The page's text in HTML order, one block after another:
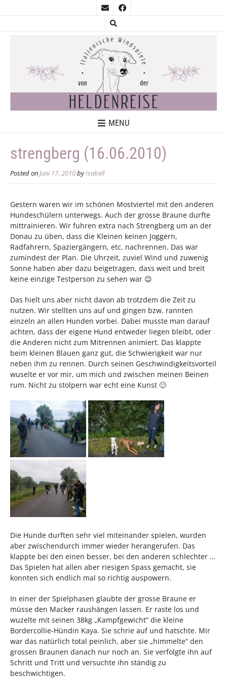
MENU
strengberg (16.06.2010)
Posted onJuni 17, 2010byIsabell
Gestern waren wir im schönen Mostviertel mit den anderen
Hundeschülern unterwegs. Auch der grosse Braune durfte
mittrainieren. Wir fuhren extra nach Strengberg um an der
Donau zu üben, dass die Kleinen keinen Joggern,
Radfahrern, Spaziergängern, etc. nachrennen. Das war
zumindest der Plan. Die Uhrzeit, zuviel Wind und zuwenig
Sonne haben aber dazu beigetragen, dass weit und breit
keine einzige Testperson zu sehen war 😉
Das hielt uns aber nicht davon ab trotzdem die Zeit zu
nutzen. Wir stellten uns auf und gingen bzw. rannten
einzeln an allen Hunden vorbei. Dabei musste man darauf
achten, dass der eigene Hund entweder liegen bleibt, oder
die Anderen nicht zum Mitrennen animiert. Das klappte
beim kleinen Blauen ganz gut, die Schwierigkeit war nur
neben ihm zu rennen. Durch seinen Geschwindigkeitsvorteil
wuselte er vor mir, um mich und zwischen meinen Beinen
rum. Nicht zu stolpern war echt eine Kunst 🙂
Die Hunde durften sehr viel miteinander spielen, wurden
aber zwischendurch immer wieder herangerufen. Das
klappte bei den einen besser, bei den anderen schlechter …
Das Spielen hat allen aber riesigen Spass gemacht, sie
konnten sich endlich mal so richtig auspowern.
In einer der Spielphasen glaubte der grosse Braune er
müsse den Macker raushängen lassen. Er raste los und
wuzelte mit seinen 38kg „Kampfgewicht“ die kleine
Bordercollie-Hündin Kaya. Sie schrie auf und hatschte. Mir
war das natürlich total peinlich, aber sie „himmelte“ den
grossen Braunen danach nur noch an. Sie verfolgte ihn auf
Schritt und Tritt und versuchte ihn ständig zu
beschwichtigen.